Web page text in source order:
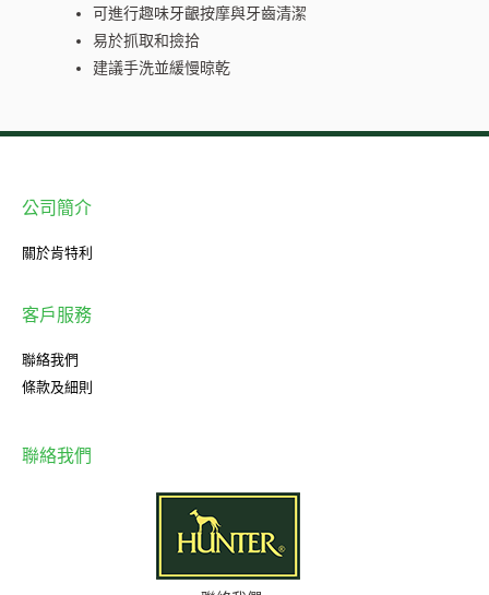
可進行趣味牙齦按摩與牙齒清潔
易於抓取和撿拾
建議手洗並緩慢晾乾
公司簡介
關於肯特利
客戶服務
聯絡我們
條款及細則
聯絡我們